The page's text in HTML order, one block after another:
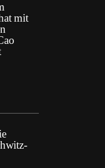
mit